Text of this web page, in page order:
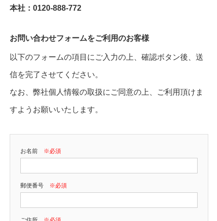
本社：0120-888-772
お問い合わせフォームをご利用のお客様
以下のフォームの項目にご入力の上、確認ボタン後、送
信を完了させてください。
なお、弊社個人情報の取扱にご同意の上、ご利用頂けま
すようお願いいたします。
お名前 ※必須
郵便番号 ※必須